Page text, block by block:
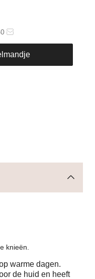
knieën.
warme dagen.
de huid en heeft